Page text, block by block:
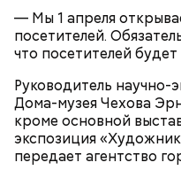
— Мы 1 апреля
посетителей.
что посетителей
Руководитель научно-
Дома-музея Чехова
кроме основной
экспозиция
передает агентство